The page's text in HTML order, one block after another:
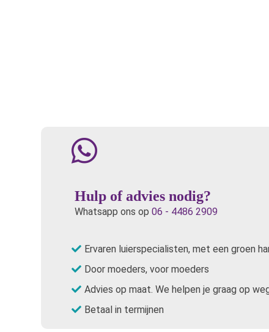
Hulp of advies nodig?
Whatsapp ons op 06 - 4486 2909
Ervaren luierspecialisten, met een groen
Door moeders, voor moeders
Advies op maat. We helpen je graag op
Betaal in termijnen